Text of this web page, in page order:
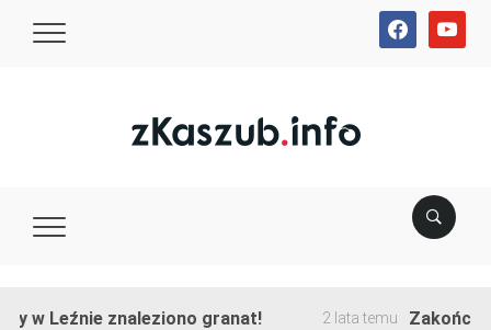
facebookyoutube
znaleziono granat! 2 lata temu Zakończono